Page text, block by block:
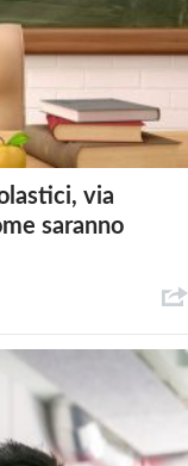
via
saranno